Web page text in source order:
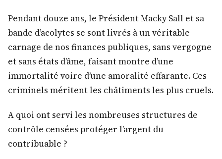
Pendant douze ans, le Président Macky Sall et sa
bande d’acolytes se sont livrés à un véritable
carnage de nos finances publiques, sans vergogne
et sans états d’âme, faisant montre d’une
immortalité voire d’une amoralité effarante. Ces
criminels méritent les châtiments les plus cruels.
A quoi ont servi les nombreuses structures de
contrôle censées protéger l’argent du
contribuable ?